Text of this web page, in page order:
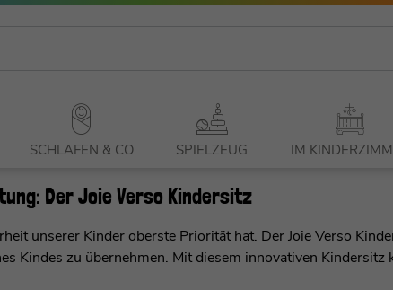
SCHLAFEN & CO SPIELZEUG IM
Der Joie Verso Kindersitz
unserer Kinder oberste Priorität hat. Der Joie Verso
Kindes zu übernehmen. Mit diesem innovativen